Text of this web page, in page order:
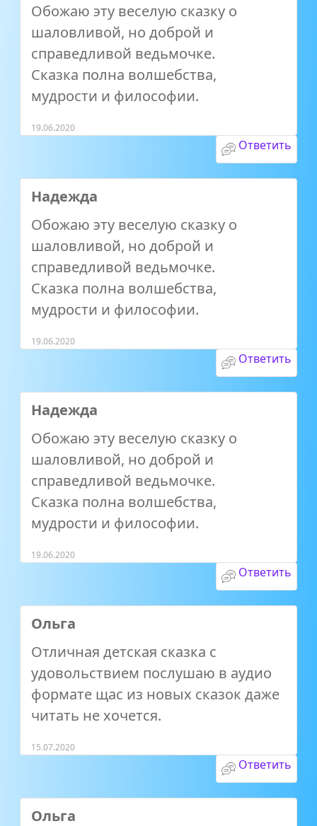
Обожаю эту веселую сказку о
шаловливой, но доброй и
справедливой ведьмочке.
Сказка полна волшебства,
мудрости и философии.
19.06.2020
Ответить
Надежда
Обожаю эту веселую сказку о
шаловливой, но доброй и
справедливой ведьмочке.
Сказка полна волшебства,
мудрости и философии.
19.06.2020
Ответить
Надежда
Обожаю эту веселую сказку о
шаловливой, но доброй и
справедливой ведьмочке.
Сказка полна волшебства,
мудрости и философии.
19.06.2020
Ответить
Ольга
Отличная детская сказка с
удовольствием послушаю в аудио
формате щас из новых сказок даже
читать не хочется.
15.07.2020
Ответить
Ольга